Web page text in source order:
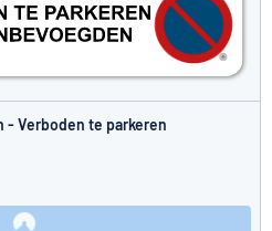
- Verboden te parkeren